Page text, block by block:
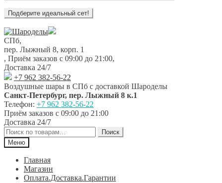
Перейти
к
навигации
Перейти
к
содержимому
СПб,
пер. Лыжный 8, корп. 1
, Приём заказов с 09:00 до 21:00,
Доставка 24/7
+7 962 382-56-22
Воздушные шары в СПб с доставкой Шароделы
Санкт-Петербург, пер. Лыжный 8 к.1
Телефон: +7 962 382-56-22
Приём заказов с 09:00 до 21:00
Доставка 24/7
Искать:
Поиск
Меню
Главная
Магазин
Оплата.Доставка.Гарантии